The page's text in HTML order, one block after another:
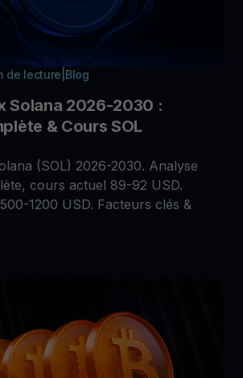
de lecture Blog
Solana 2026-2030 :
& Cours SOL
(SOL) 2026-2030. Analyse
cours actuel 89-92 USD.
1200 USD. Facteurs clés &